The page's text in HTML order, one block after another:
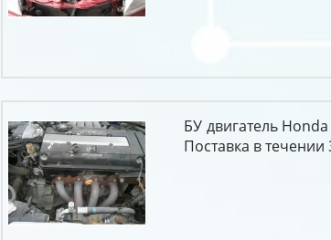
БУ двигатель
Поставка в течении